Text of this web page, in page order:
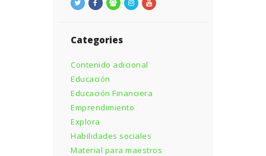
Categories
Contenido adicional
Educación
Educación Financiera
Emprendimiento
Explora
Habilidades sociales
Material para maestros